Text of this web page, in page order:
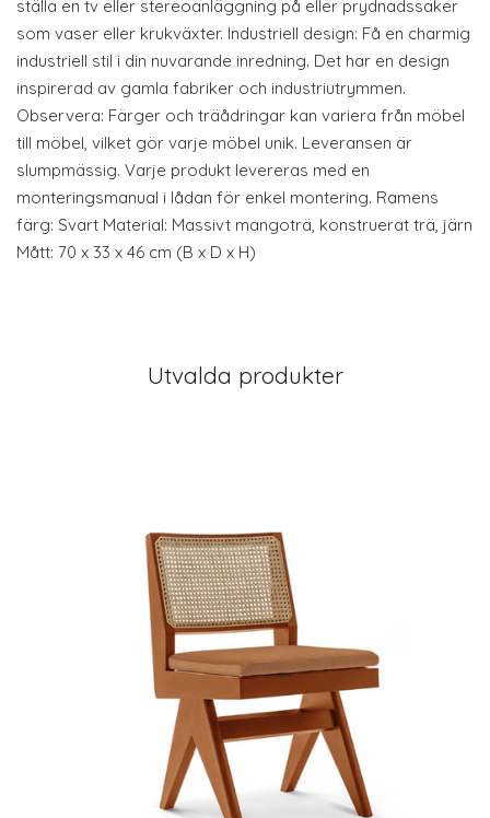
ställa en tv eller stereoanläggning på eller prydnadssaker
som vaser eller krukväxter. Industriell design: Få en charmig
industriell stil i din nuvarande inredning. Det har en design
inspirerad av gamla fabriker och industriutrymmen.
Observera: Färger och träådringar kan variera från möbel
till möbel, vilket gör varje möbel unik. Leveransen är
slumpmässig. Varje produkt levereras med en
monteringsmanual i lådan för enkel montering. Ramens
färg: Svart Material: Massivt mangoträ, konstruerat trä, järn
Mått: 70 x 33 x 46 cm (B x D x H)
Utvalda produkter